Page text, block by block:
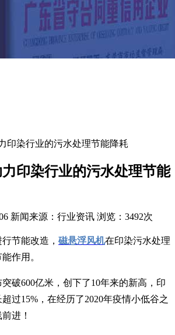
印染行业的污水处理节能降耗
印染行业的污水处理节能
新闻来源：行业资讯 浏览：3492次
节能改造， 磁悬浮风机在印染污水处理
作用。
破600亿米，创下了10年来的新高，印
过15%，在经历了2020年疫情小低谷之
进！